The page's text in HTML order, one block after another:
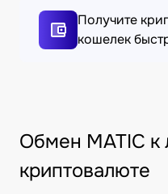
Получите
кошелек
Обмен MATIC к
криптовалюте